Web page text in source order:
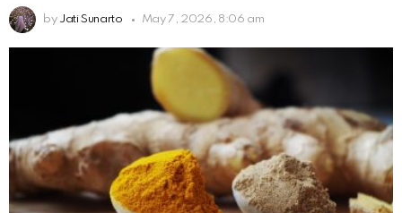
by Jati Sunarto May 7, 2026, 8:06 am